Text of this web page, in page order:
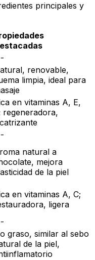
principales y
renovable,
limpia, ideal para
en vitaminas A, E,
regeneradora,
natural a
mejora
de la piel
en vitaminas A, C;
ligera
graso, similar al sebo
de la piel,